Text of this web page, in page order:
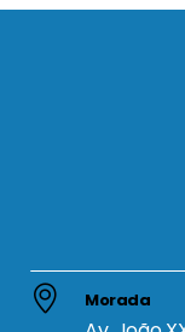
Morada